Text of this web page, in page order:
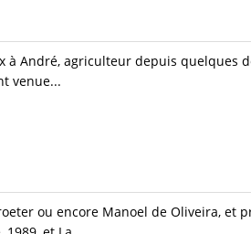
à André, agriculteur depuis quelques
venue...
ou encore Manoel de Oliveira, et